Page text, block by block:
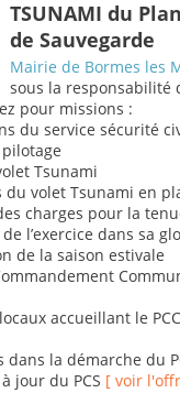
TSUNAMI du
de Sauvegarde
Mairie de Bormes les
sous la responsabilité
pour missions :
du service sécurité
Tsunami
volet Tsunami en
charges pour la
l’exercice dans sa
de la saison estivale
accueillant le
dans la démarche du
jour du PCS [ voir